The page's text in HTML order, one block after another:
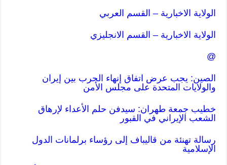
الولاية الاخبارية – القسم العربي
الولاية الاخبارية – القسم ا لانجليزي
@
الصين: يجب عرض اتفاق إنهاء الحرب بين إيران
والولايات المتحدة على مجلس الأمن
خطيب جمعة طهران: سیدفن حلم الأعداء لإرهاق
الشعب الإيراني في القبور
رسالة تهنئة من قاليباف إلى رؤساء برلمانات الدول
الإسلامية